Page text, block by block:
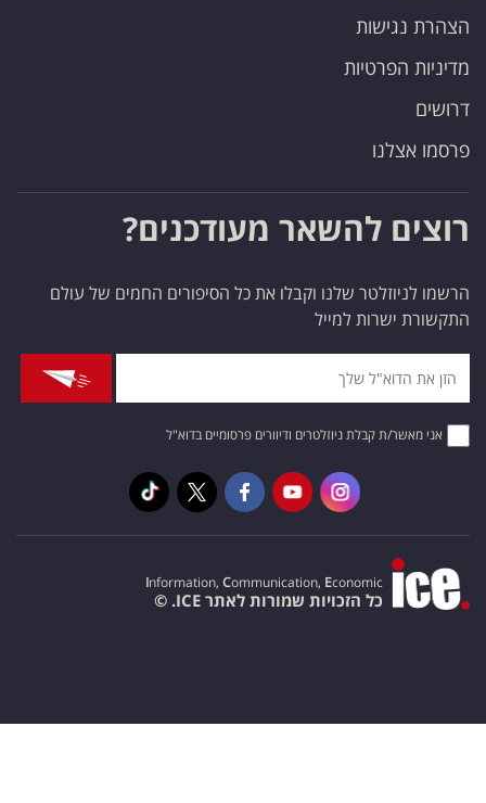
הצהרת נגישות
מדיניות הפרטיות
דרושים
פרסמו אצלנו
רוצים להשאר מעודכנים?
הרשמו לניוזלטר שלנו וקבלו את כל הסיפורים החמים של עולם
התקשורת ישרות למייל
אני מאשר/ת קבלת ניוזלטרים ודיוורים פרסומיים בדוא"ל
Information, Communication, Economic
כל הזכויות שמורות לאתר ICE. ©